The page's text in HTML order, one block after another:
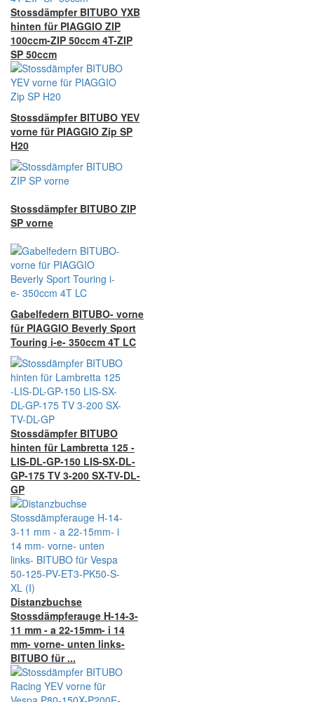
Stossdämpfer BITUBO YXB
hinten für PIAGGIO ZIP
100ccm-ZIP 50ccm 4T-ZIP
SP 50ccm
Stossdämpfer BITUBO YEV
vorne für PIAGGIO Zip SP
H20
Stossdämpfer BITUBO ZIP
SP vorne
Gabelfedern BITUBO- vorne
für PIAGGIO Beverly Sport
Touring i-e- 350ccm 4T LC
Stossdämpfer BITUBO
hinten für Lambretta 125 -
LIS-DL-GP-150 LIS-SX-DL-
GP-175 TV 3-200 SX-TV-DL-
GP
Distanzbuchse
Stossdämpferauge H-14-3-
11 mm - a 22-15mm- i 14
mm- vorne- unten links-
BITUBO für ...